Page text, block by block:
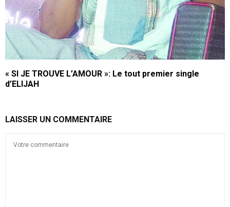
« SI JE TROUVE L’AMOUR »: Le tout premier single
d’ELIJAH
LAISSER UN COMMENTAIRE